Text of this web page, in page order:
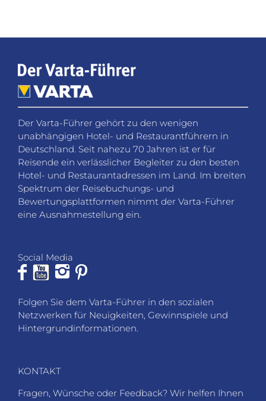
Der Varta-Führer gehört zu den wenigen
unabhängigen Hotel- und Restaurantführern in
Deutschland. Seit nahezu 70 Jahren ist er für
Reisende ein verlässlicher Begleiter zu den besten
Hotel- und Restaurantadressen im Land. Im breiten
Spektrum der Reisebuchungs- und
Bewertungsplattformen nimmt der Varta-Führer
eine Ausnahmestellung ein.
Social Media
Folgen Sie dem Varta-Führer in den sozialen
Netzwerken für Neuigkeiten, Gewinnspiele und
Hintergrundinformationen.
KONTAKT
Fragen, Wünsche oder Feedback? Wir helfen Ihnen